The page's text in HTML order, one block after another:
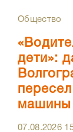
Общество
дети»:
машины
07.08.2026